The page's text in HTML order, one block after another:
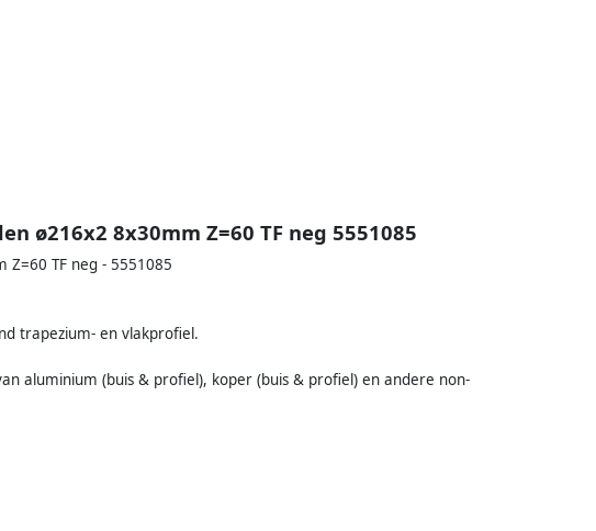
ø216x2 8x30mm Z=60 TF neg 5551085
Z=60 TF neg - 5551085
trapezium- en vlakprofiel.
aluminium (buis & profiel), koper (buis & profiel) en andere non-